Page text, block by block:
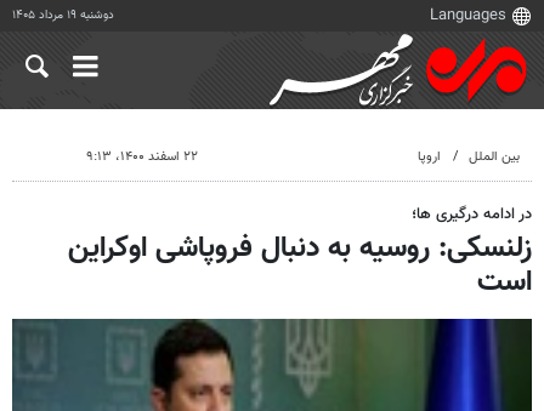
دوشنبه ۱۹ مرداد ۱۴۰۵
بین الملل اروپا ۲۲ اسفند ۱۴۰۰، ۹:۱۳
در ادامه درگیری ها؛
زلنسکی: روسیه به دنبال فروپاشی اوکراین
است